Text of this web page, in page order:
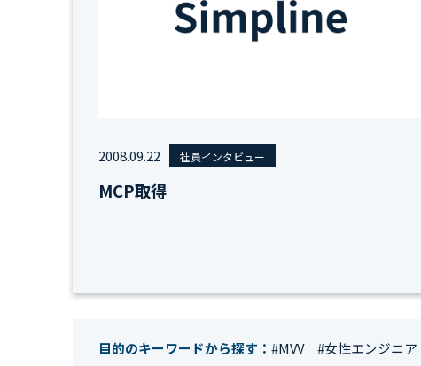
2008.09.22 社員インタビュー
MCP取得
目的のキーワードから探す：#MVV #女性エンジニア